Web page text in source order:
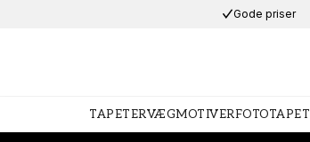
Gode priser
TAPETERVÆGMOTIVERFOTOTAPET